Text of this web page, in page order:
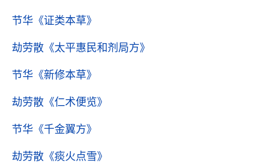
节华 《证类本草》
劫劳散 《太平惠民和剂局方》
节华 《新修本草》
劫劳散 《仁术便览》
节华 《千金翼方》
劫劳散 《痰火点雪》